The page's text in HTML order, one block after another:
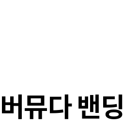
뮤다 밴